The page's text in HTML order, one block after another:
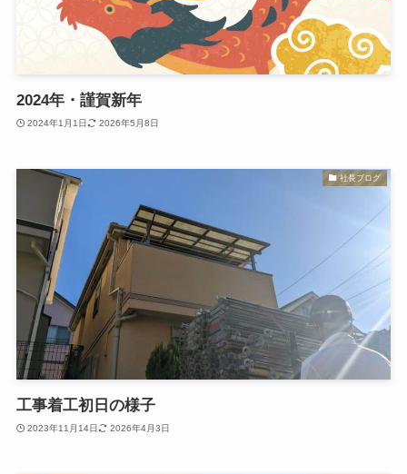
2024年・謹賀新年
2024年1月1日 2026年5月8日
社長ブログ
工事着工初日の様子
2023年11月14日 2026年4月3日